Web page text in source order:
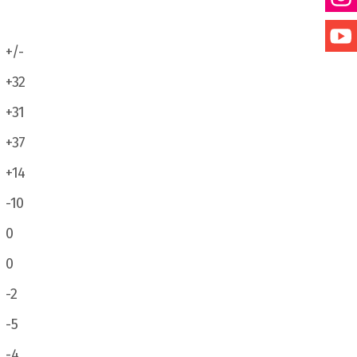
+/-
+32
+31
+37
+14
-10
0
0
-2
-5